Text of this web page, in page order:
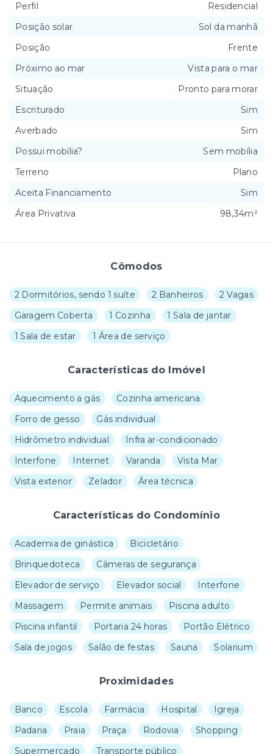
Cômodos
2 Dormitórios, sendo 1 suíte 2 Banheiros
2 Vagas
Garagem Coberta
1 Cozinha
1 Sala de jantar
1 Sala de estar
1 Área de serviço
Características do Imóvel
Aquecimento a gás
Cozinha americana
Forro de gesso
Gás individual
Hidrômetro individual
Infra ar-condicionado
Interfone
Internet Varanda
Vista Mar
Vista exterior
Zelador Área técnica
Características do Condomínio
Academia de ginástica
Bicicletário
Brinquedoteca
Câmeras de segurança
Elevador de serviço
Elevador social
Interfone
Massagem
Permite animais
Piscina adulto
Piscina infantil
Portaria 24 horas
Portão Elétrico
Sala de jogos
Salão de festas Sauna Solarium
Proximidades
Banco Escola Farmácia Hospital
Igreja
Padaria
Praia Praça Rodovia
Shopping
Supermercado
Transporte público
Perfil
Residencial
Posição solar
Sol da manhã
Posição
Frente
Próximo ao mar
Vista para o mar
Situação
Pronto para morar
Escriturado
Sim
Averbado
Sim
Possui mobília?
Sem mobília
Terreno
Plano
Aceita Financiamento
Sim
Área Privativa
98,34m²